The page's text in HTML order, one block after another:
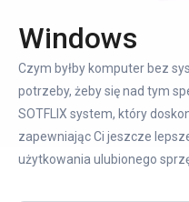
Windows
Czym byłby komputer bez
potrzeby, żeby się nad tym
SOTFLIX system, który
zapewniając Ci jeszcze
użytkowania ulubionego